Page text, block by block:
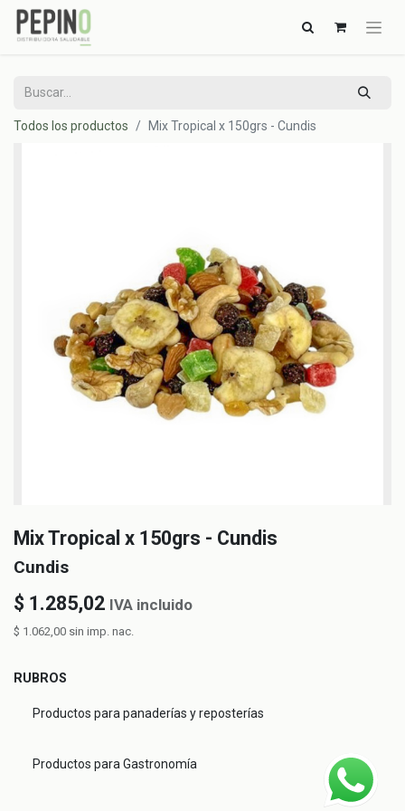
Todos los productos Mix Tropical x 150grs - Cundis
Mix Tropical x 150grs - Cundis
Cundis
$ 1.285,02 IVA incluido
$ 1.062,00 sin imp. nac.
RUBROS
Productos para panaderías y reposterías
Productos para Gastronomía